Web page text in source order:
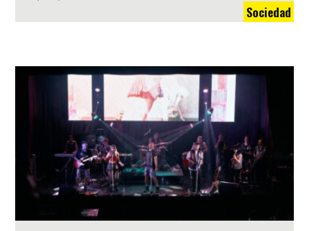
Sociedad